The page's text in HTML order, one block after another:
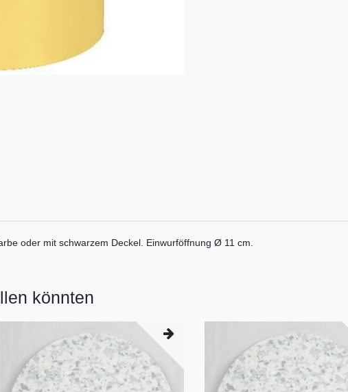
oder mit schwarzem Deckel. Einwurföffnung Ø 11 cm.
könnten